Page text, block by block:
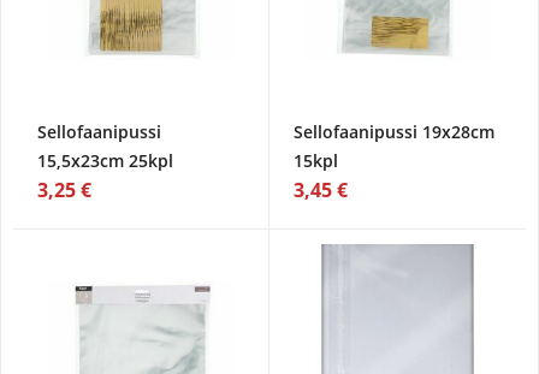
Sellofaanipussi
15,5x23cm 25kpl
3,25 €
Sellofaanipussi 19x28cm
15kpl
3,45 €